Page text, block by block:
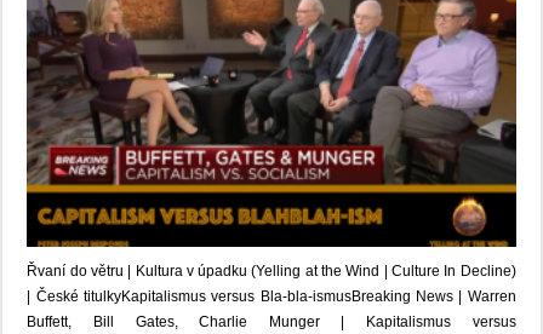
Řvaní do větru | Kultura v úpadku (Yelling at the Wind | Culture In Decline)
| České titulkyKapitalismus versus Bla-bla-ismusBreaking News | Warren
Buffett, Bill Gates, Charlie Munger | Kapitalismus versus